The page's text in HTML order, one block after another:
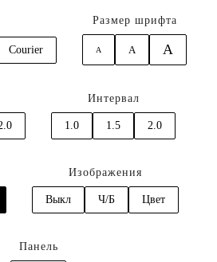
Courier
Размер шрифта
A A A
Интервал
1.0 1.5 2.0
Изображения
Выкл Ч/Б Цвет
Панель
Алена
Алена